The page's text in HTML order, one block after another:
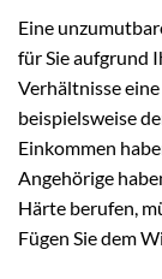
Eine
für Sie aufgrund
Verhältnisse
beispielsweise
Einkommen
Angehörige
Härte berufen,
Fügen Sie dem